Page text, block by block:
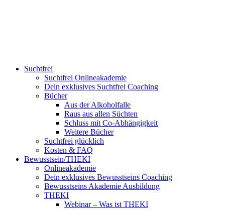
Suchtfrei
Suchtfrei Onlineakademie
Dein exklusives Suchtfrei Coaching
Bücher
Aus der Alkoholfalle
Raus aus allen Süchten
Schluss mit Co-Abhängigkeit
Weitere Bücher
Suchtfrei glücklich
Kosten & FAQ
Bewusstsein/THEKI
Onlineakademie
Dein exklusives Bewusstseins Coaching
Bewusstseins Akademie Ausbildung
THEKI
Webinar – Was ist THEKI